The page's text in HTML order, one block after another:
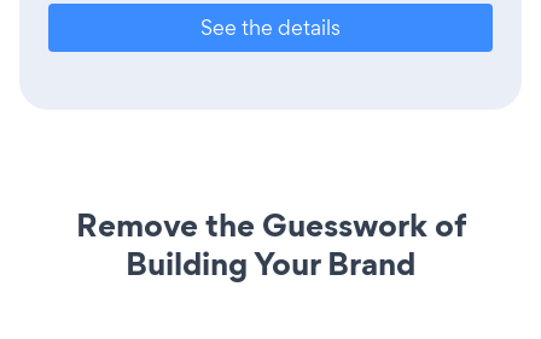
See the details
Remove the Guesswork of
Building Your Brand